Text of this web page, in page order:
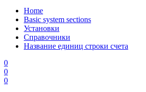
Home
Basic system sections
Установки
Справочники
Название единиц строки счета
0
0
0